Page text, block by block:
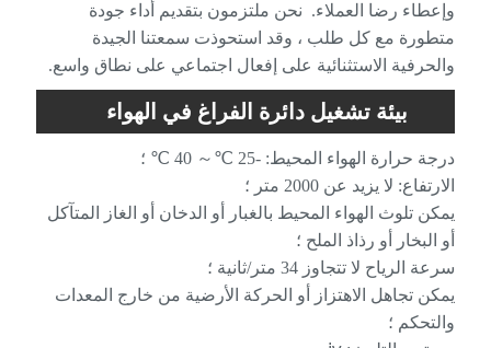
وإعطاء رضا العملاء. نحن ملتزمون بتقديم أداء جودة
متطورة مع كل طلب ، وقد استحوذت سمعتنا الجيدة
والحرفية الاستثنائية على إفعال اجتماعي على نطاق واسع.
بيئة تشغيل دائرة الفراغ في الهواء
الطلق (مفتاح تشغيل الوكالة الدولية للطاقة)
درجة حرارة الهواء المحيط: -25 ℃～ 40 ℃ ؛
الارتفاع: لا يزيد عن 2000 متر ؛
يمكن تلوث الهواء المحيط بالغبار أو الدخان أو الغاز المتآكل
أو البخار أو رذاذ الملح ؛
سرعة الرياح لا تتجاوز 34 متر/ثانية ؛
يمكن تجاهل الاهتزاز أو الحركة الأرضية من خارج المعدات
والتحكم ؛